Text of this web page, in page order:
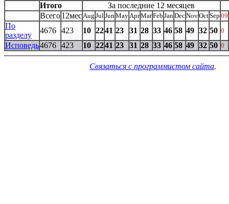
Итого
За последние 12 месяцев
Всего12мес Aug Jul Jun May AprMarFeb Jan DecNovOctSep 09
По
разделу
4676 423 10 2241 23 31 28 33 46 58 49 32 50 0
Исповедь4676 423 10 2241 23 31 28 33 46 58 49 32 50 0
Связаться с программистом сайта.